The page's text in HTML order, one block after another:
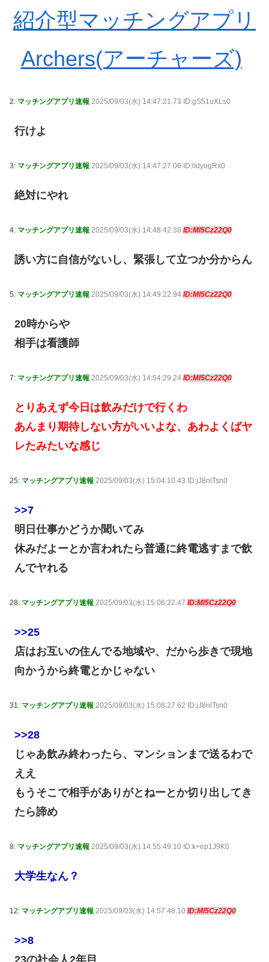
紹介型マッチングアプリ
Archers(アーチャーズ)
2: マッチングアプリ速報 2025/09/03(水) 14:47:21.73 ID:gS51uXLs0
行けよ
3: マッチングアプリ速報 2025/09/03(水) 14:47:27.06 ID:lIdyogRx0
絶対にやれ
4: マッチングアプリ速報 2025/09/03(水) 14:48:42.38 ID:Ml5Cz22Q0
誘い方に自信がないし、緊張して立つか分からん
5: マッチングアプリ速報 2025/09/03(水) 14:49:22.94 ID:Ml5Cz22Q0
20時からや
相手は看護師
7: マッチングアプリ速報 2025/09/03(水) 14:54:29.24 ID:Ml5Cz22Q0
とりあえず今日は飲みだけで行くわ
あんまり期待しない方がいいよな、あわよくばヤ
レたみたいな感じ
25: マッチングアプリ速報 2025/09/03(水) 15:04:10.43 ID:jJ8nlTsn0
>>7
明日仕事かどうか聞いてみ
休みだよーとか言われたら普通に終電逃すまで飲
んでヤれる
28: マッチングアプリ速報 2025/09/03(水) 15:06:22.47 ID:Ml5Cz22Q0
>>25
店はお互いの住んでる地域や、だから歩きで現地
向かうから終電とかじゃない
31: マッチングアプリ速報 2025/09/03(水) 15:08:27.62 ID:jJ8nlTsn0
>>28
じゃあ飲み終わったら、マンションまで送るわで
ええ
もうそこで相手がありがとねーとか切り出してき
たら諦め
8: マッチングアプリ速報 2025/09/03(水) 14:55:49.10 ID:k+ep1J9K0
大学生なん？
12: マッチングアプリ速報 2025/09/03(水) 14:57:48.10 ID:Ml5Cz22Q0
>>8
23の社会人2年目